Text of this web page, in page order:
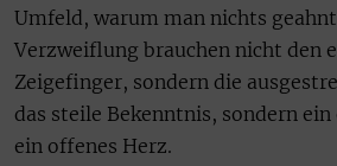
Umfeld, warum man nichts
Verzweiflung brauchen nicht den
Zeigefinger, sondern die
das steile Bekenntnis, sondern
ein offenes Herz.